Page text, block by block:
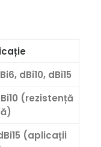
dBi10, dBi15
(rezistență
(aplicații